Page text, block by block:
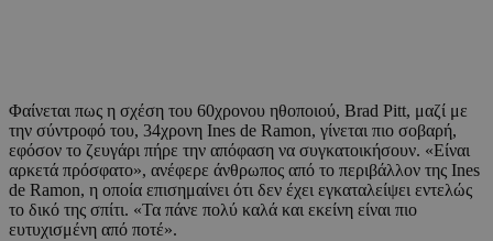
Φαίνεται πως η σχέση του 60χρονου ηθοποιού, Brad Pitt, μαζί με
την σύντροφό του, 34χρονη Ines de Ramon, γίνεται πιο σοβαρή,
εφόσον το ζευγάρι πήρε την απόφαση να συγκατοικήσουν. «Είναι
αρκετά πρόσφατο», ανέφερε άνθρωπος από το περιβάλλον της Ines
de Ramon, η οποία επισημαίνει ότι δεν έχει εγκαταλείψει εντελώς
το δικό της σπίτι. «Τα πάνε πολύ καλά και εκείνη είναι πιο
ευτυχισμένη από ποτέ».